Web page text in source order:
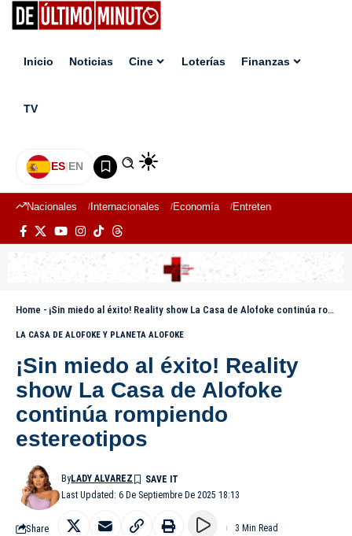
Inicio Noticias Cine Loterías Finanzas
TV
ES|EN
Nacionales Internacionales Economía Entretenimiento
Home - ¡Sin miedo al éxito! Reality show La Casa de Alofoke continúa rompiendo estereotipos
LA CASA DE ALOFOKE Y PLANETA ALOFOKE
¡Sin miedo al éxito! Reality
show La Casa de Alofoke
continúa rompiendo
estereotipos
Last Updated: 6 De Septiembre De 2025 18:13
ByLADY ALVAREZ
Share 3 Min Read